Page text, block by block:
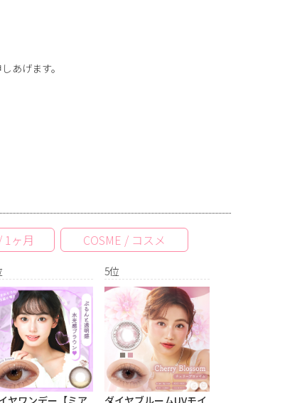
あげます。
1ヶ月 COSME / コスメ
ヤワンデー【ミア
5位
ダイヤブルームUVモイ